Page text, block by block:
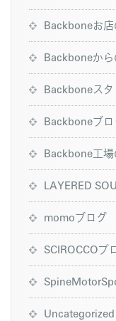
Backboneお
Backboneか
Backboneス
Backboneブ
Backbone工
LAYERED
momoブログ
SCIROCCOプ
Uncategorized